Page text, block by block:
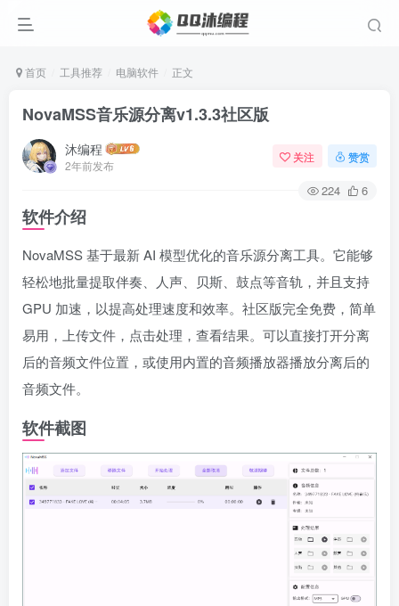
首页 工具推荐 电脑软件 正文
NovaMSS音乐源分离v1.3.3社区版
沐编程
2年前发布
关注 赞赏
224 6
软件介绍
NovaMSS 基于最新 AI 模型优化的音乐源分离工具。它能够
轻松地批量提取伴奏、人声、贝斯、鼓点等音轨，并且支持
GPU 加速，以提高处理速度和效率。社区版完全免费，简单
易用，上传文件，点击处理，查看结果。可以直接打开分离
后的音频文件位置，或使用内置的音频播放器播放分离后的
音频文件。
软件截图